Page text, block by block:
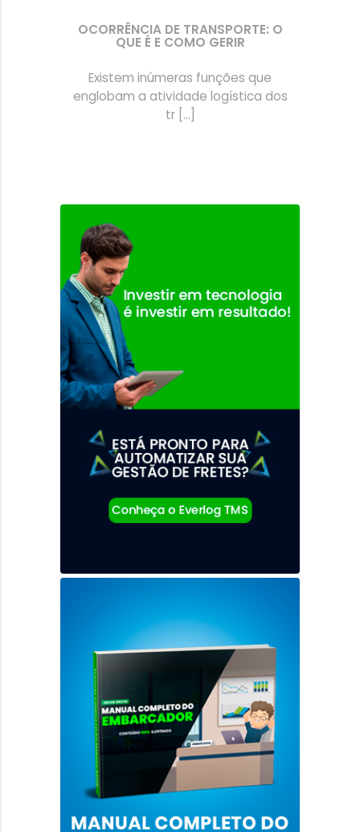
OCORRÊNCIA DE TRANSPORTE: O
QUE É E COMO GERIR
Existem inúmeras funções que
englobam a atividade logística dos
tr [...]